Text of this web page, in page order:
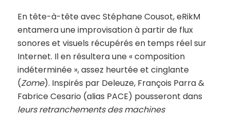
En tête-à-tête avec Stéphane Cousot, eRikM
entamera une improvisation à partir de flux
sonores et visuels récupérés en temps réel sur
Internet. Il en résultera une « composition
indéterminée », assez heurtée et cinglante
(Zome). Inspirés par Deleuze, François Parra &
Fabrice Cesario (alias PACE) pousseront dans
leurs retranchements des machines